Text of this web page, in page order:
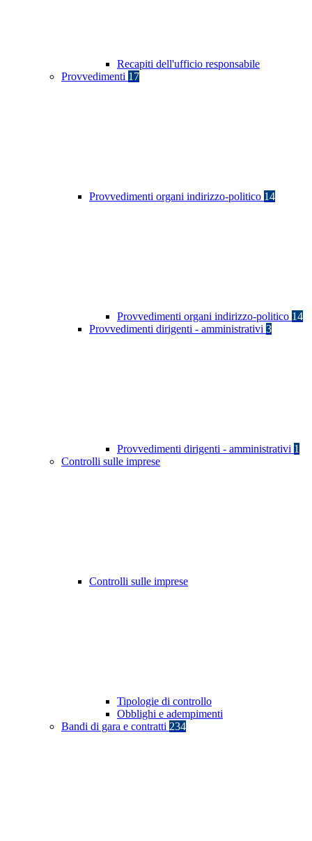
Recapiti dell'ufficio responsabile
Provvedimenti 17
Provvedimenti organi indirizzo-politico 14
Provvedimenti organi indirizzo-politico 14
Provvedimenti dirigenti - amministrativi 3
Provvedimenti dirigenti - amministrativi 1
Controlli sulle imprese
Controlli sulle imprese
Tipologie di controllo
Obblighi e adempimenti
Bandi di gara e contratti 234